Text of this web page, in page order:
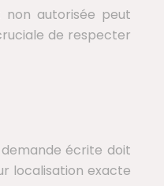
non autorisée peut
de respecter
écrite doit
localisation exacte